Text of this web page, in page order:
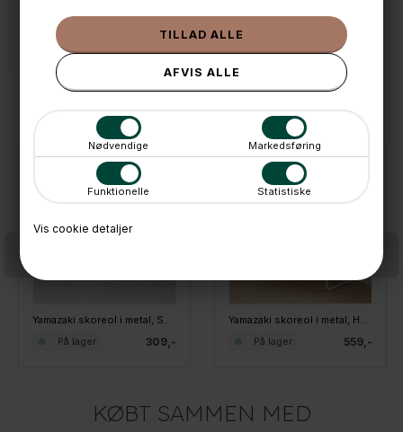
Nødvendige Markedsføring
Funktionelle Statistiske
Vis cookie detaljer
Kundeservice mail@boxdelux.dk(24/7)
ANDRE IDÉER
309,-
På lager 559,-
På lager
KØBT SAMMEN MED